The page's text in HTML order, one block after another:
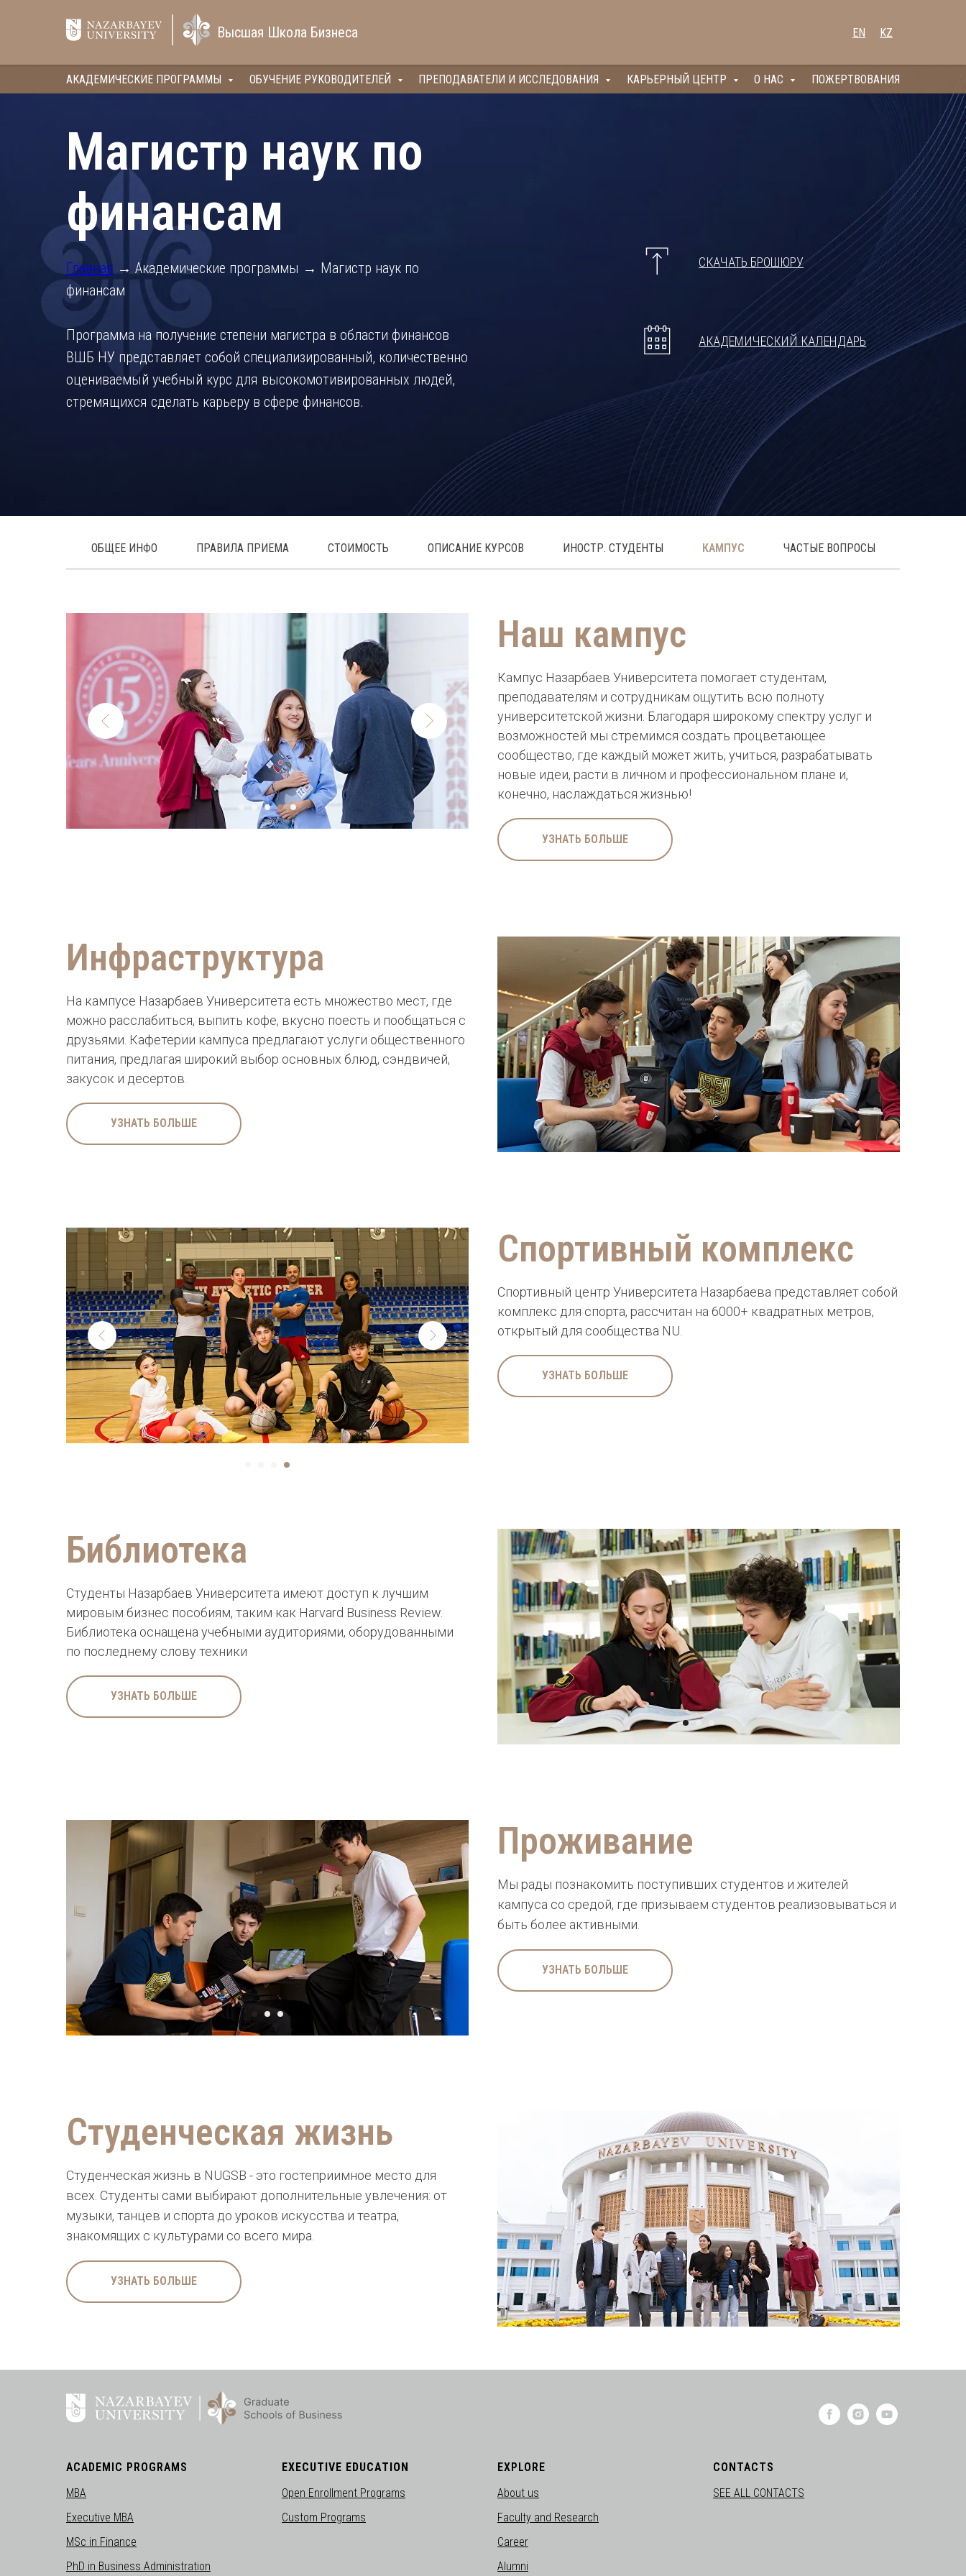
АКАДЕМИЧЕСКИЕ ПРОГРАММЫ ОБУЧЕНИЕ РУКОВОДИТЕЛЕЙ ПРЕПОДАВАТЕЛИ И ИССЛЕДОВАНИЯ КАРЬЕРНЫЙ ЦЕНТР О НАС ПОЖЕРТВОВАНИЯ
Высшая Школа Бизнеса EN KZ
Магистр наук по
финансам
Главная → Академические программы → Магистр наук по
финансам
Программа на получение степени магистра в области финансов
ВШБ НУ представляет собой специализированный, количественно
оцениваемый учебный курс для высокомотивированных людей,
стремящихся сделать карьеру в сфере финансов.
СКАЧАТЬ БРОШЮРУ
АКАДЕМИЧЕСКИЙ КАЛЕНДАРЬ
ОБЩЕЕ ИНФО ПРАВИЛА ПРИЕМА СТОИМОСТЬ ОПИСАНИЕ КУРСОВ ИНОСТР. СТУДЕНТЫ КАМПУС ЧАСТЫЕ ВОПРОСЫ
Наш кампус
Кампус Назарбаев Университета помогает студентам,
преподавателям и сотрудникам ощутить всю полноту
университетской жизни. Благодаря широкому спектру услуг и
возможностей мы стремимся создать процветающее
сообщество, где каждый может жить, учиться, разрабатывать
новые идеи, расти в личном и профессиональном плане и,
конечно, наслаждаться жизнью!
УЗНАТЬ БОЛЬШЕ
Инфраструктура
На кампусе Назарбаев Университета есть множество мест, где
можно расслабиться, выпить кофе, вкусно поесть и пообщаться с
друзьями. Кафетерии кампуса предлагают услуги общественного
питания, предлагая широкий выбор основных блюд, сэндвичей,
закусок и десертов.
УЗНАТЬ БОЛЬШЕ
Спортивный комплекс
Спортивный центр Университета Назарбаева представляет собой
комплекс для спорта, рассчитан на 6000+ квадратных метров,
открытый для сообщества NU.
УЗНАТЬ БОЛЬШЕ
Библиотека
Студенты Назарбаев Университета имеют доступ к лучшим
мировым бизнес пособиям, таким как Harvard Business Review.
Библиотека оснащена учебными аудиториями, оборудованными
по последнему слову техники
УЗНАТЬ БОЛЬШЕ
Проживание
Мы рады познакомить поступивших студентов и жителей
кампуса со средой, где призываем студентов реализовываться и
быть более активными.
УЗНАТЬ БОЛЬШЕ
Студенческая жизнь
Студенческая жизнь в NUGSB - это гостеприимное место для
всех. Студенты сами выбирают дополнительные увлечения: от
музыки, танцев и спорта до уроков искусства и театра,
знакомящих с культурами со всего мира.
УЗНАТЬ БОЛЬШЕ
ACADEMIC PROGRAMS
MBA
Executive MBA
MSc in Finance
PhD in Business Administration
EXECUTIVE EDUCATION
Open Enrollment Programs
Custom Programs
EXPLORE
About us
Faculty and Research
Career
Alumni
CONTACTS
SEE ALL CONTACTS